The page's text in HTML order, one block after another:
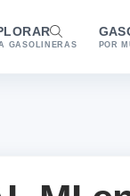
GASOLINERAS POR